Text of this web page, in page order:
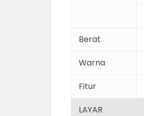
Berat
Warna
Fitur
LAYAR